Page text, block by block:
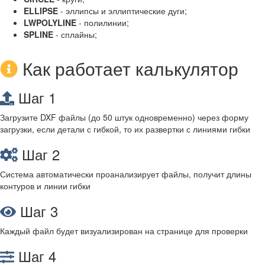
ELLIPSE - эллипсы и эллиптические дуги;
LWPOLYLINE - полилинии;
SPLINE - сплайны;
Как работает калькулятор
Шаг 1
Загрузите DXF файлы (до 50 штук одновременно) через форму
загрузки, если детали с гибкой, то их развертки с линиями гибки
Шаг 2
Система автоматически проанализирует файлы, получит длины
контуров и линии гибки
Шаг 3
Каждый файл будет визуализирован на странице для проверки
Шаг 4